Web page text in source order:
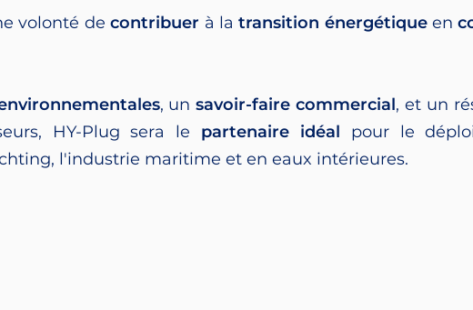
volonté decontribuer à latransition énergétiqueen
, unsavoir-faire commercial, et un
HY-Plug sera le partenaire idéal pour le
l'industrie maritime et en eaux intérieures.